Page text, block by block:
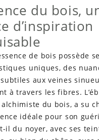
du bois,
d’inspiration
de bois possède
uniques, des
aux veines
à travers les fibres.
du bois, a su
idéale pour son
il du noyer, avec ses